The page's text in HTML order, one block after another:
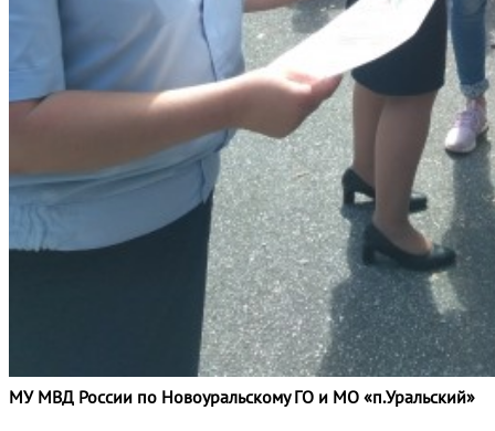
МУ МВД России по Новоуральскому ГО и МО «п.Уральский»